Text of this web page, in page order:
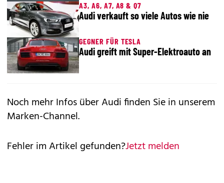
A3, A6, A7, A8 & Q7
Audi verkauft so viele Autos wie nie
GEGNER FÜR TESLA
Audi greift mit Super-Elektroauto an
Noch mehr Infos über Audi finden Sie in unserem
Marken-Channel.
Fehler im Artikel gefunden?Jetzt melden